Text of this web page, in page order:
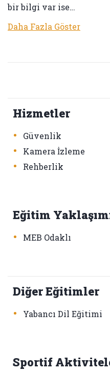
bir bilgi var ise…
Daha Fazla Göster
Hizmetler
• Güvenlik
• Kamera İzleme
• Rehberlik
Eğitim
• MEB Odaklı
Diğer Eğitimler
• Yabancı Dil Eğitimi
Sportif